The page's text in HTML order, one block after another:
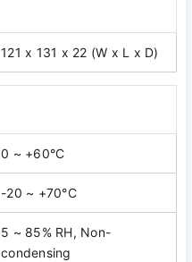
121 x 131 x 22 (W x L x D)
0 ~ +60°C
-20 ~ +70°C
5 ~ 85% RH, Non-
condensing